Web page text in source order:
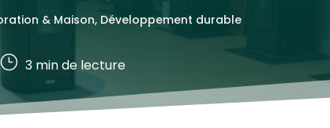
& Maison, Développement durable
} 3 min de lecture